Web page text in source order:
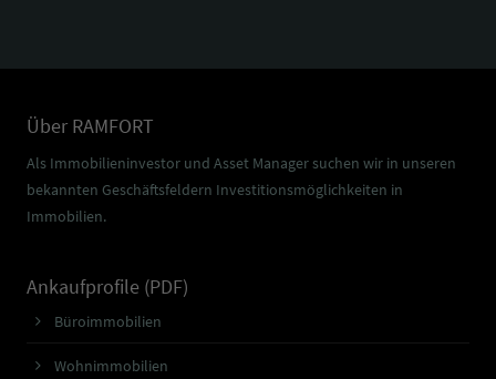
Über RAMFORT
Als Immobilieninvestor und Asset Manager suchen wir in unseren
bekannten Geschäftsfeldern Investitionsmöglichkeiten in
Immobilien.
Ankaufprofile (PDF)
Büroimmobilien
Wohnimmobilien